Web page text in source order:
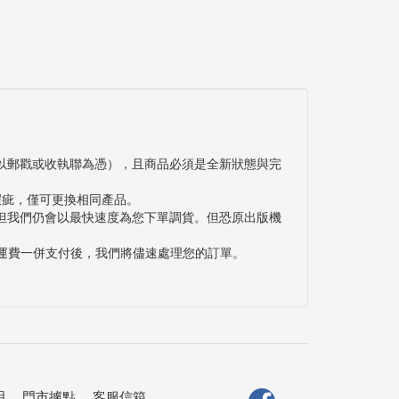
戳或收執聯為憑），且商品必須是全新狀態與完
，僅可更換相同產品。
們仍會以最快速度為您下單調貨。但恐原出版機
一併支付後，我們將儘速處理您的訂單。